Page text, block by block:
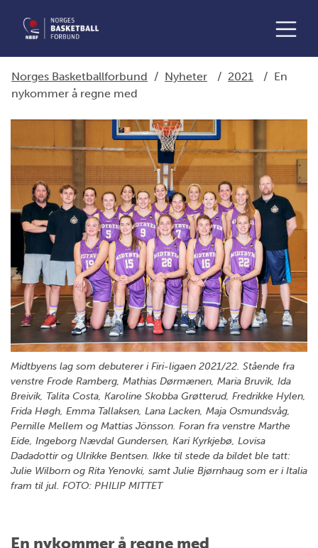
Norges Basketballforbund / Nyheter / 2021 / En
nykommer å regne med
Midtbyens lag som debuterer i Firi-ligaen 2021/22. Stående fra
venstre Frode Ramberg, Mathias Dørmænen, Maria Bruvik, Ida
Breivik, Talita Costa, Karoline Skobba Grøtterud, Fredrikke Hylen,
Frida Høgh, Emma Tallaksen, Lana Lacken, Maja Osmundsvåg,
Pernille Mellem og Mattias Jönsson. Foran fra venstre Marthe
Eide, Ingeborg Nævdal Gundersen, Kari Kyrkjebø, Lovisa
Dadadottir og Ulrikke Bentsen. Ikke til stede da bildet ble tatt:
Julie Wilborn og Rita Yenovki, samt Julie Bjørnhaug som er i Italia
fram til jul. FOTO: PHILIP MITTET
En nykommer å regne med